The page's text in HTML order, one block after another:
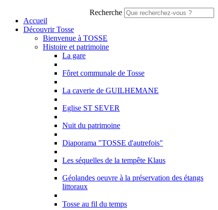
Recherche
Accueil
Découvrir Tosse
Bienvenue à TOSSE
Histoire et patrimoine
La gare
Fôret communale de Tosse
La caverie de GUILHEMANE
Eglise ST SEVER
Nuit du patrimoine
Diaporama "TOSSE d'autrefois"
Les séquelles de la tempête Klaus
Géolandes oeuvre à la préservation des étangs
littoraux
Tosse au fil du temps